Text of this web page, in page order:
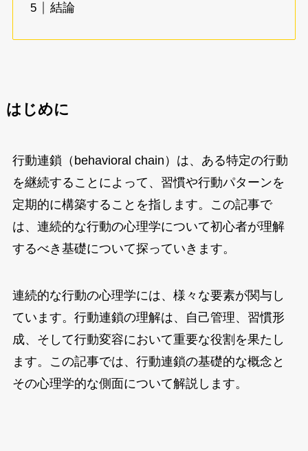
結論
はじめに
行動連鎖（behavioral chain）は、ある特定の行動
を継続することによって、習慣や行動パターンを
定期的に構築することを指します。この記事で
は、連続的な行動の心理学について初心者が理解
するべき基礎について探っていきます。
連続的な行動の心理学には、様々な要素が関与し
ています。行動連鎖の理解は、自己管理、習慣形
成、そして行動変容において重要な役割を果たし
ます。この記事では、行動連鎖の基礎的な概念と
その心理学的な側面について解説します。